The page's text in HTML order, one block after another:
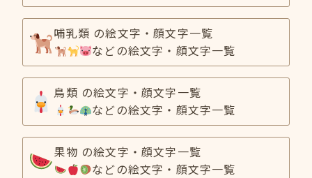
哺乳類 の絵文字・顔文字一覧
などの絵文字・顔文字一覧
鳥類 の絵文字・顔文字一覧
などの絵文字・顔文字一覧
果物 の絵文字・顔文字一覧
などの絵文字・顔文字一覧